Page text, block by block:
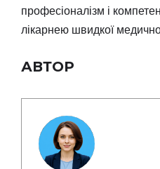
професіоналізм і
лікарнею швидкої
АВТОР